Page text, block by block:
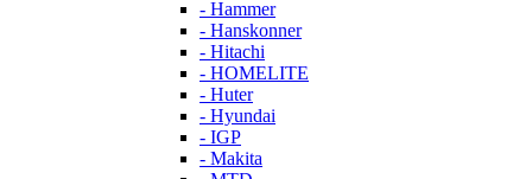
- Hammer
- Hanskonner
- Hitachi
- HOMELITE
- Huter
- Hyundai
- IGP
- Makita